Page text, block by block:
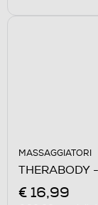
MASSAGGIATORI
THERABODY
€ 16,99